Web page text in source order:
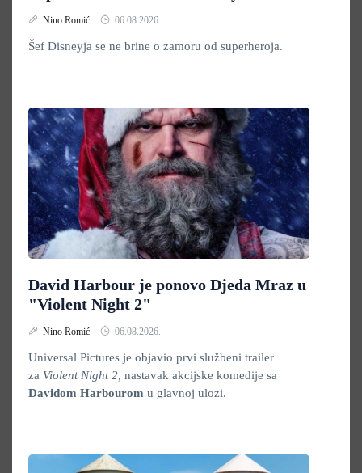
Nino Romić 06.08.2026.
Šef Disneyja se ne brine o zamoru od superheroja.
David Harbour je ponovo Djeda Mraz u
"Violent Night 2"
Nino Romić 06.08.2026.
Universal Pictures je objavio prvi službeni trailer
za Violent Night 2, nastavak akcijske komedije sa
Davidom Harbourom u glavnoj ulozi.